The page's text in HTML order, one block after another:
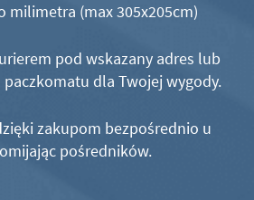
milimetra (max 305x205cm)
pod wskazany adres lub
dla Twojej wygody.
zakupom bezpośrednio u
pośredników.